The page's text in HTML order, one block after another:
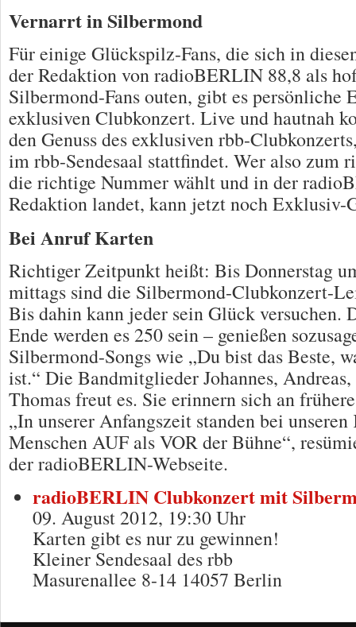
Vernarrt in Silbermond
Für einige Glückspilz-Fans, die sich in
der Redaktion von radioBERLIN 88,8 als
Silbermond-Fans outen, gibt es persönliche
exklusiven Clubkonzert. Live und hautnah
den Genuss des exklusiven rbb-
im rbb-Sendesaal stattfindet. Wer also zum
die richtige Nummer wählt und in der
Redaktion landet, kann jetzt noch Exklusiv-
Bei Anruf Karten
Richtiger Zeitpunkt heißt: Bis Donnerstag
mittags sind die Silbermond-Clubkonzert-
Bis dahin kann jeder sein Glück versuchen.
Ende werden es 250 sein – genießen
Silbermond-Songs wie „Du bist das Beste,
ist.“ Die Bandmitglieder Johannes,
Thomas freut es. Sie erinnern sich an
„In unserer Anfangszeit standen bei
Menschen AUF als VOR der Bühne“,
der radioBERLIN-Webseite.
radioBERLIN Clubkonzert mit
09. August 2012, 19:30 Uhr
Karten gibt es nur zu gewinnen!
Kleiner Sendesaal des rbb
Masurenallee 8-14 14057 Berlin